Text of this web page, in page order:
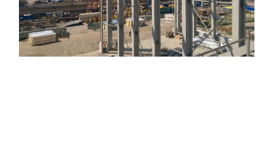
CONSTRUCȚII INDUSTRIALE
PROIECTE DE REFERINȚĂ